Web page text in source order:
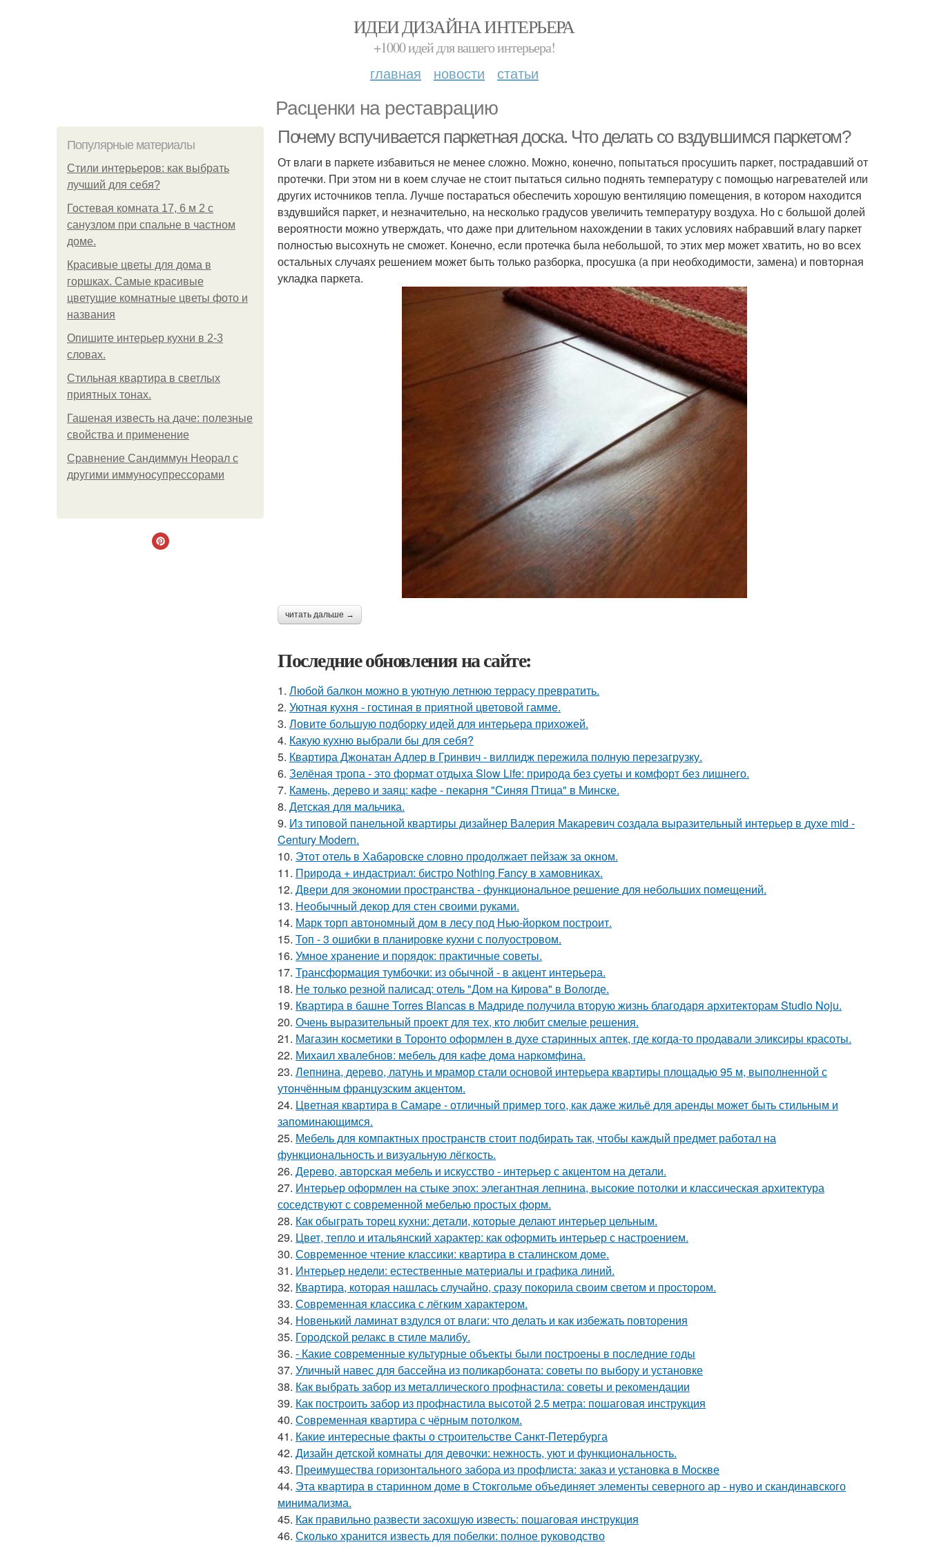
ИДЕИ ДИЗАЙНА ИНТЕРЬЕРА
+1000 идей для вашего интерьера!
главная новости статьи
Расценки на реставрацию
Популярные материалы
Стили интерьеров: как выбрать
лучший для себя?
Гостевая комната 17, 6 м 2 с
санузлом при спальне в частном
доме.
Красивые цветы для дома в
горшках. Самые красивые
цветущие комнатные цветы фото и
названия
Опишите интерьер кухни в 2-3
словах.
Стильная квартира в светлых
приятных тонах.
Гашеная известь на даче: полезные
свойства и применение
Сравнение Сандиммун Неорал с
другими иммуносупрессорами
Почему вспучивается паркетная доска. Что делать со вздувшимся паркетом?
От влаги в паркете избавиться не менее сложно. Можно, конечно, попытаться просушить паркет, пострадавший от
протечки. При этом ни в коем случае не стоит пытаться сильно поднять температуру с помощью нагревателей или
других источников тепла. Лучше постараться обеспечить хорошую вентиляцию помещения, в котором находится
вздувшийся паркет, и незначительно, на несколько градусов увеличить температуру воздуха. Но с большой долей
вероятности можно утверждать, что даже при длительном нахождении в таких условиях набравший влагу паркет
полностью высохнуть не сможет. Конечно, если протечка была небольшой, то этих мер может хватить, но во всех
остальных случаях решением может быть только разборка, просушка (а при необходимости, замена) и повторная
укладка паркета.
читать дальше →
Последние обновления на сайте:
1. Любой балкон можно в уютную летнюю террасу превратить.
2. Уютная кухня - гостиная в приятной цветовой гамме.
3. Ловите большую подборку идей для интерьера прихожей.
4. Какую кухню выбрали бы для себя?
5. Квартира Джонатан Адлер в Гринвич - виллидж пережила полную перезагрузку.
6. Зелёная тропа - это формат отдыха Slow Life: природа без суеты и комфорт без лишнего.
7. Камень, дерево и заяц: кафе - пекарня "Синяя Птица" в Минске.
8. Детская для мальчика.
9. Из типовой панельной квартиры дизайнер Валерия Макаревич создала выразительный интерьер в духе mid -
Century Modern.
10. Этот отель в Хабаровске словно продолжает пейзаж за окном.
11. Природа + индастриал: бистро Nothing Fancy в хамовниках.
12. Двери для экономии пространства - функциональное решение для небольших помещений.
13. Необычный декор для стен своими руками.
14. Марк торп автономный дом в лесу под Нью-йорком построит.
15. Топ - 3 ошибки в планировке кухни с полуостровом.
16. Умное хранение и порядок: практичные советы.
17. Трансформация тумбочки: из обычной - в акцент интерьера.
18. Не только резной палисад: отель "Дом на Кирова" в Вологде.
19. Квартира в башне Torres Blancas в Мадриде получила вторую жизнь благодаря архитекторам Studio Noju.
20. Очень выразительный проект для тех, кто любит смелые решения.
21. Магазин косметики в Торонто оформлен в духе старинных аптек, где когда-то продавали эликсиры красоты.
22. Михаил хвалебнов: мебель для кафе дома наркомфина.
23. Лепнина, дерево, латунь и мрамор стали основой интерьера квартиры площадью 95 м, выполненной с
утончённым французским акцентом.
24. Цветная квартира в Самаре - отличный пример того, как даже жильё для аренды может быть стильным и
запоминающимся.
25. Мебель для компактных пространств стоит подбирать так, чтобы каждый предмет работал на
функциональность и визуальную лёгкость.
26. Дерево, авторская мебель и искусство - интерьер с акцентом на детали.
27. Интерьер оформлен на стыке эпох: элегантная лепнина, высокие потолки и классическая архитектура
соседствуют с современной мебелью простых форм.
28. Как обыграть торец кухни: детали, которые делают интерьер цельным.
29. Цвет, тепло и итальянский характер: как оформить интерьер с настроением.
30. Современное чтение классики: квартира в сталинском доме.
31. Интерьер недели: естественные материалы и графика линий.
32. Квартира, которая нашлась случайно, сразу покорила своим светом и простором.
33. Современная классика с лёгким характером.
34. Новенький ламинат вздулся от влаги: что делать и как избежать повторения
35. Городской релакс в стиле малибу.
36. - Какие современные культурные объекты были построены в последние годы
37. Уличный навес для бассейна из поликарбоната: советы по выбору и установке
38. Как выбрать забор из металлического профнастила: советы и рекомендации
39. Как построить забор из профнастила высотой 2.5 метра: пошаговая инструкция
40. Современная квартира с чёрным потолком.
41. Какие интересные факты о строительстве Санкт-Петербурга
42. Дизайн детской комнаты для девочки: нежность, уют и функциональность.
43. Преимущества горизонтального забора из профлиста: заказ и установка в Москве
44. Эта квартира в старинном доме в Стокгольме объединяет элементы северного ар - нуво и скандинавского
минимализма.
45. Как правильно развести засохшую известь: пошаговая инструкция
46. Сколько хранится известь для побелки: полное руководство